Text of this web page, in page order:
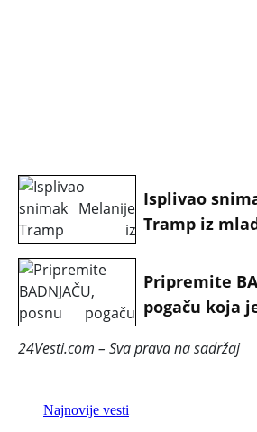
Isplivao
Tramp iz
od 1970. do
njene
Pripremite
pogaču koja
se da
24Vesti.com – Sva prava na sadržaj